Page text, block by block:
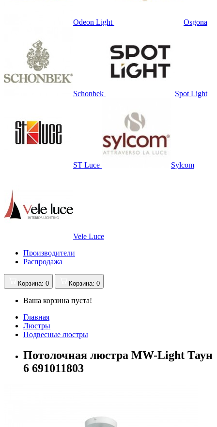
Odeon Light Osgona
Schonbek Spot Light
ST Luce Sylcom
Vele Luce
Производители
Распродажа
Корзина: 0 Корзина: 0
Ваша корзина пуста!
Главная
Люстры
Подвесные люстры
Потолочная люстра MW-Light Таун
6 691011803